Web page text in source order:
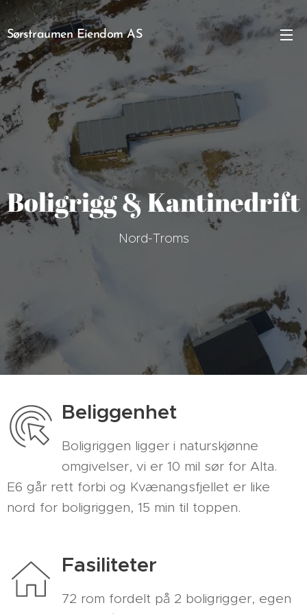
Sørstraumen Eiendom AS
Boligrigg & Kantinedrift
Nord-Troms
Beliggenhet
Boligriggen ligger i naturskjønne
omgivelser, vi er 10 mil sør for Alta.
E6 går rett forbi og Kvænangsfjellet er like
nord for boligriggen, 15 min til toppen.
Fasiliteter
72 rom fordelt på 2 boligrigger, egen